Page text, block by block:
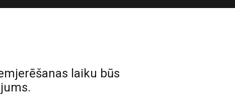
laiku būs